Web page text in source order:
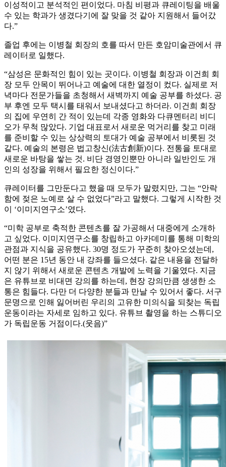
이성적이고 분석적인 편이었다. 마침 비평과 큐레이팅을 배울
수 있는 학과가 생겼다기에 잘 맞을 것 같아 지원해서 들어갔
다.”
졸업 후에는 이병철 회장의 호를 따서 만든 호암미술관에서 큐
레이터로 일했다.
“삼성은 문화적인 힘이 있는 곳이다. 이병철 회장과 이건희 회
장 모두 안목이 뛰어나고 예술에 대한 열정이 컸다. 실제로 저
녁마다 전문가들을 초청해서 새벽까지 예술 공부를 하셨다. 공
부 후엔 모두 택시를 태워서 보내셨다고 하더라. 이건희 회장
의 집에 우연히 간 적이 있는데 각종 영화와 다큐멘터리 비디
오가 무척 많았다. 기업 대표로서 새로운 먹거리를 찾고 미래
를 준비할 수 있는 상상력의 토대가 예술 공부에서 비롯된 것
같다. 예술의 본령은 법고창신(法古創新)이다. 전통을 토대로
새로운 바탕을 쌓는 것. 비단 경영인뿐만 아니라 일반인도 개
인의 성장을 위해서 필요한 정신이다.”
큐레이터를 그만둔다고 했을 때 모두가 말렸지만, 그는 “안락
함에 젖은 노예로 살 수 없었다”라고 말했다. 그렇게 시작한 것
이 ‘이미지연구소’였다.
“미학 공부로 축적한 콘텐츠를 잘 가공해서 대중에게 소개하
고 싶었다. 이미지연구소를 창립하고 아카데미를 통해 미학의
관점과 지식을 공유했다. 30명 정도가 꾸준히 찾아오셨는데,
어떤 분은 15년 동안 내 강좌를 들으셨다. 같은 내용을 전달하
지 않기 위해서 새로운 콘텐츠 개발에 노력을 기울였다. 지금
은 유튜브로 비대면 강의를 하는데, 현장 강의만큼 생생한 소
통은 힘들다. 다만 더 다양한 분들과 만날 수 있어서 좋다. 서구
문명으로 인해 잃어버린 우리의 고유한 미의식을 되찾는 독립
운동이라는 자세로 임하고 있다. 유튜브 촬영을 하는 스튜디오
가 독립운동 거점이다.(웃음)”